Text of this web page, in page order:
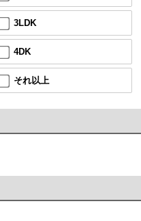
3LDK
4DK
それ以上